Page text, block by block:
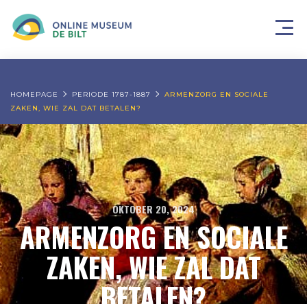
HOMEPAGE PERIODE 1787-1887
ARMENZORG EN SOCIALE
ZAKEN, WIE ZAL DAT BETALEN?
OKTOBER 20, 2024
ARMENZORG EN SOCIALE
ZAKEN, WIE ZAL DAT